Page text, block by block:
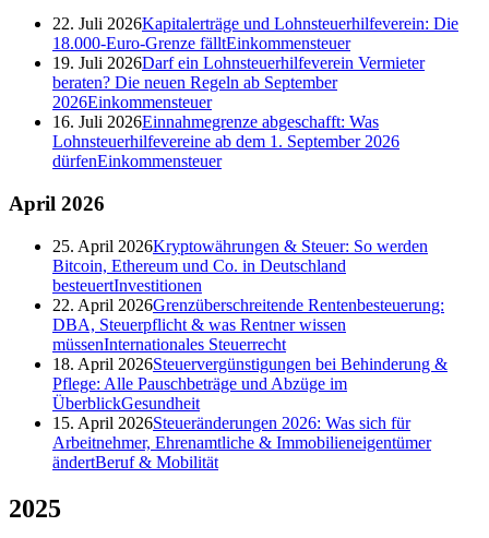
22. Juli 2026Kapitalerträge und Lohnsteuerhilfeverein: Die
18.000-Euro-Grenze fälltEinkommensteuer
19. Juli 2026Darf ein Lohnsteuerhilfeverein Vermieter
beraten? Die neuen Regeln ab September
2026Einkommensteuer
16. Juli 2026Einnahmegrenze abgeschafft: Was
Lohnsteuerhilfevereine ab dem 1. September 2026
dürfenEinkommensteuer
April 2026
25. April 2026Kryptowährungen & Steuer: So werden
Bitcoin, Ethereum und Co. in Deutschland
besteuertInvestitionen
22. April 2026Grenzüberschreitende Rentenbesteuerung:
DBA, Steuerpflicht & was Rentner wissen
müssenInternationales Steuerrecht
18. April 2026Steuervergünstigungen bei Behinderung &
Pflege: Alle Pauschbeträge und Abzüge im
ÜberblickGesundheit
15. April 2026Steueränderungen 2026: Was sich für
Arbeitnehmer, Ehrenamtliche & Immobilieneigentümer
ändertBeruf & Mobilität
2025